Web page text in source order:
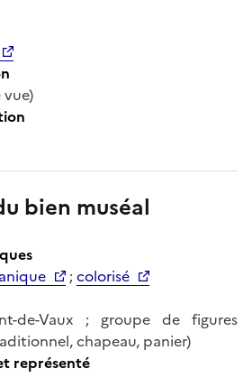
vue)
bien muséal
;colorisé
de-Vaux ; groupe de figures
chapeau, panier)
représenté